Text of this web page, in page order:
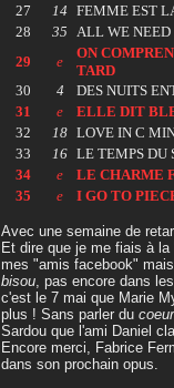
27
14 FEMME EST
28
35 ALL WE NEED
29
e
ON
TARD
30
4 DES NUITS
31
e ELLE DIT
32
18 LOVE IN C
33
16 LE TEMPS DU
34
e LE CHARME
35
e I GO TO
Avec une semaine de
Et dire que je me fiais à
mes "amis facebook"
bisou, pas encore dans
c'est le 7 mai que Marie
plus ! Sans parler du
Sardou que l'ami Daniel
Encore merci, Fabrice
dans son prochain opus.